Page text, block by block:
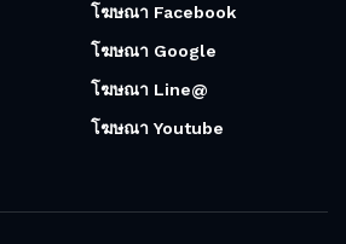
โฆษณา Facebook
โฆษณา Google
โฆษณา Line@
โฆษณา Youtube